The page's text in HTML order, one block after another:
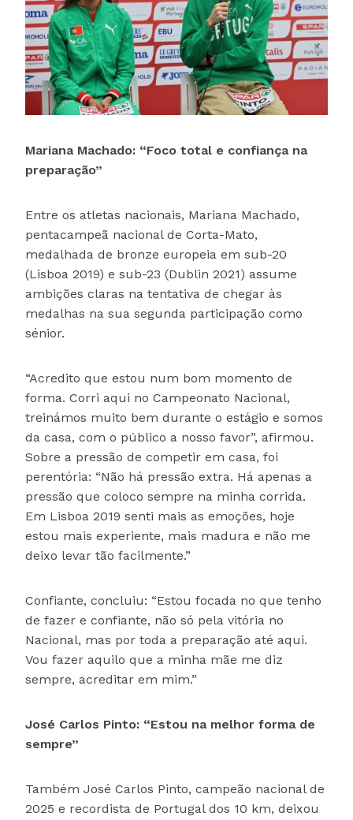
Mariana Machado: “Foco total e confiança na
preparação”
Entre os atletas nacionais, Mariana Machado,
pentacampeã nacional de Corta-Mato,
medalhada de bronze europeia em sub-20
(Lisboa 2019) e sub-23 (Dublin 2021) assume
ambições claras na tentativa de chegar às
medalhas na sua segunda participação como
sénior.
“Acredito que estou num bom momento de
forma. Corri aqui no Campeonato Nacional,
treinámos muito bem durante o estágio e somos
da casa, com o público a nosso favor”, afirmou.
Sobre a pressão de competir em casa, foi
perentória: “Não há pressão extra. Há apenas a
pressão que coloco sempre na minha corrida.
Em Lisboa 2019 senti mais as emoções, hoje
estou mais experiente, mais madura e não me
deixo levar tão facilmente.”
Confiante, concluiu: “Estou focada no que tenho
de fazer e confiante, não só pela vitória no
Nacional, mas por toda a preparação até aqui.
Vou fazer aquilo que a minha mãe me diz
sempre, acreditar em mim.”
José Carlos Pinto: “Estou na melhor forma de
sempre”
Também José Carlos Pinto, campeão nacional de
2025 e recordista de Portugal dos 10 km, deixou